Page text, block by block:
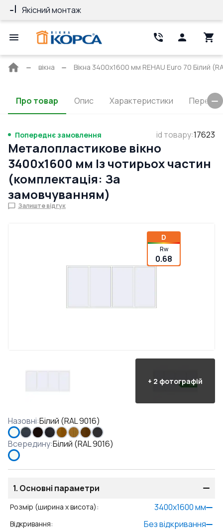
Якісний монтаж
Головна
вікна Вікна 3400x1600 мм REHAU Euro 70 Білий
Про товар Опис Характеристики
Попереднє замовлення id товару:17623
Металопластикове вікно
3400x1600 мм Із чотирьох частин
(комплектація: За
замовчуванням)
Залиште відгук
D
Rw
0.68
+ 2 фотографій
Назовні:Білий (RAL 9016)
Всередину:Білий (RAL 9016)
1. Основні параметри
Розмір (ширина x висота): 3400x1600мм
Відкривання: Без відкривання